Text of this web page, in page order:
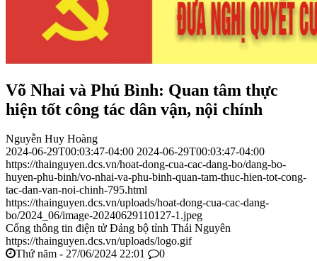
Võ Nhai và Phú Bình: Quan tâm thực
hiện tốt công tác dân vận, nội chính
Nguyễn Huy Hoàng
2024-06-29T00:03:47-04:00 2024-06-29T00:03:47-04:00
https://thainguyen.dcs.vn/hoat-dong-cua-cac-dang-bo/dang-bo-
huyen-phu-binh/vo-nhai-va-phu-binh-quan-tam-thuc-hien-tot-cong-
tac-dan-van-noi-chinh-795.html
https://thainguyen.dcs.vn/uploads/hoat-dong-cua-cac-dang-
bo/2024_06/image-20240629110127-1.jpeg
Cổng thông tin điện tử Đảng bộ tỉnh Thái Nguyên
https://thainguyen.dcs.vn/uploads/logo.gif
Thứ năm - 27/06/2024 22:01
0